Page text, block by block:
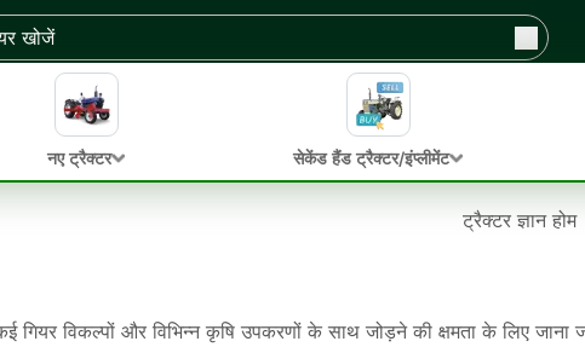
नए ट्रैक्टर सेकेंड हैंड ट्रैक्टर/इंप्लीमेंट
ट्रैक्टर ज्ञान होम
विकल्पों और विभिन्न कृषि उपकरणों के साथ जोड़ने की क्षमता के लिए जाना